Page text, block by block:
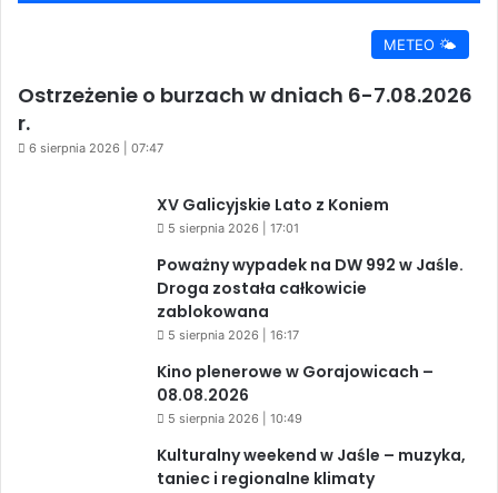
METEO 🌤️
Ostrzeżenie o burzach w dniach 6-7.08.2026
r.
6 sierpnia 2026 | 07:47
XV Galicyjskie Lato z Koniem
5 sierpnia 2026 | 17:01
Poważny wypadek na DW 992 w Jaśle.
Droga została całkowicie
zablokowana
5 sierpnia 2026 | 16:17
Kino plenerowe w Gorajowicach –
08.08.2026
5 sierpnia 2026 | 10:49
Kulturalny weekend w Jaśle – muzyka,
taniec i regionalne klimaty